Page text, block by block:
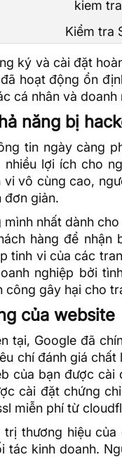
Kiểm tra
ký và cài đặt
hoạt động ổn
cá nhân và
năng bị
tin ngày càng
nhiều lợi ích cho
vô cùng cao,
đơn giản.
nhất dành
hàng để
tinh vi của các
nghiệp bởi
công gây hại cho
của website
tại, Google đã
chí đánh giá
của bạn được
cài đặt chứng
miễn phí từ
trị thương hiệu
tác kinh doanh.